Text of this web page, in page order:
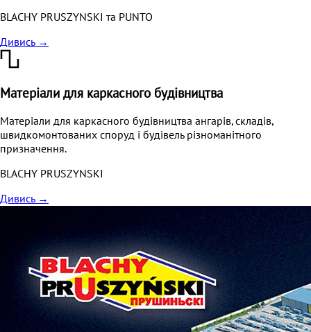
BLACHY PRUSZYNSKI та PUNTO
Дивись →
Матеріали для каркасного будівництва
Матеріали для каркасного будівництва ангарів, складів,
швидкомонтованих споруд і будівель різноманітного
призначення.
BLACHY PRUSZYNSKI
Дивись →